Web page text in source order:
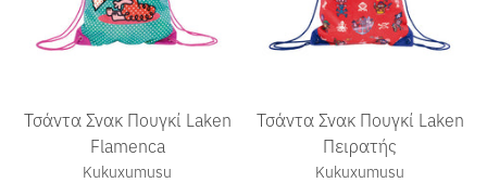
Τσάντα Σνακ Πουγκί Laken
Flamenca
Kukuxumusu
Τσάντα Σνακ Πουγκί Laken
Πειρατής
Kukuxumusu